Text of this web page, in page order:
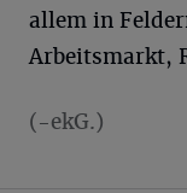
allem in
Arbeitsmarkt,
(-ekG.)